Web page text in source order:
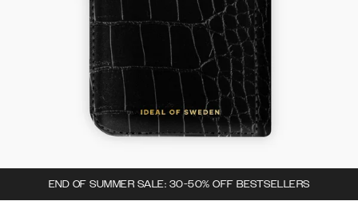
END OF SUMMER SALE: 30-50% OFF BESTSELLERS